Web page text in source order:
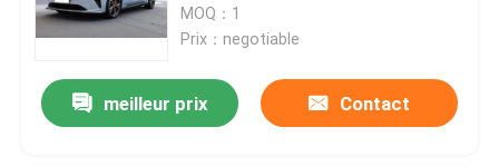
710KW 100kwh de NIO ET5 EV
doubles
MOQ：1
Prix：negotiable
meilleur prix Contact